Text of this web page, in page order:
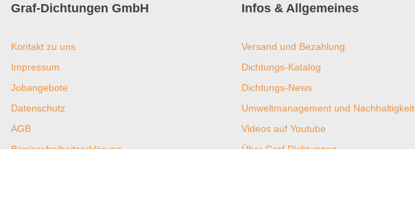
Graf-Dichtungen GmbH
Kontakt zu uns
Impressum
Jobangebote
Datenschutz
AGB
Barrierefreiheitserklärung
Infos & Allgemeines
Versand und Bezahlung
Dichtungs-Katalog
Dichtungs-News
Umweltmanagement und Nachhaltigkeit
Videos auf Youtube
Über Graf Dichtungen